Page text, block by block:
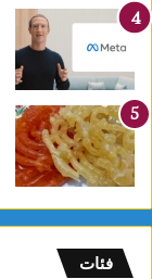
ق
ي
ع
فئات